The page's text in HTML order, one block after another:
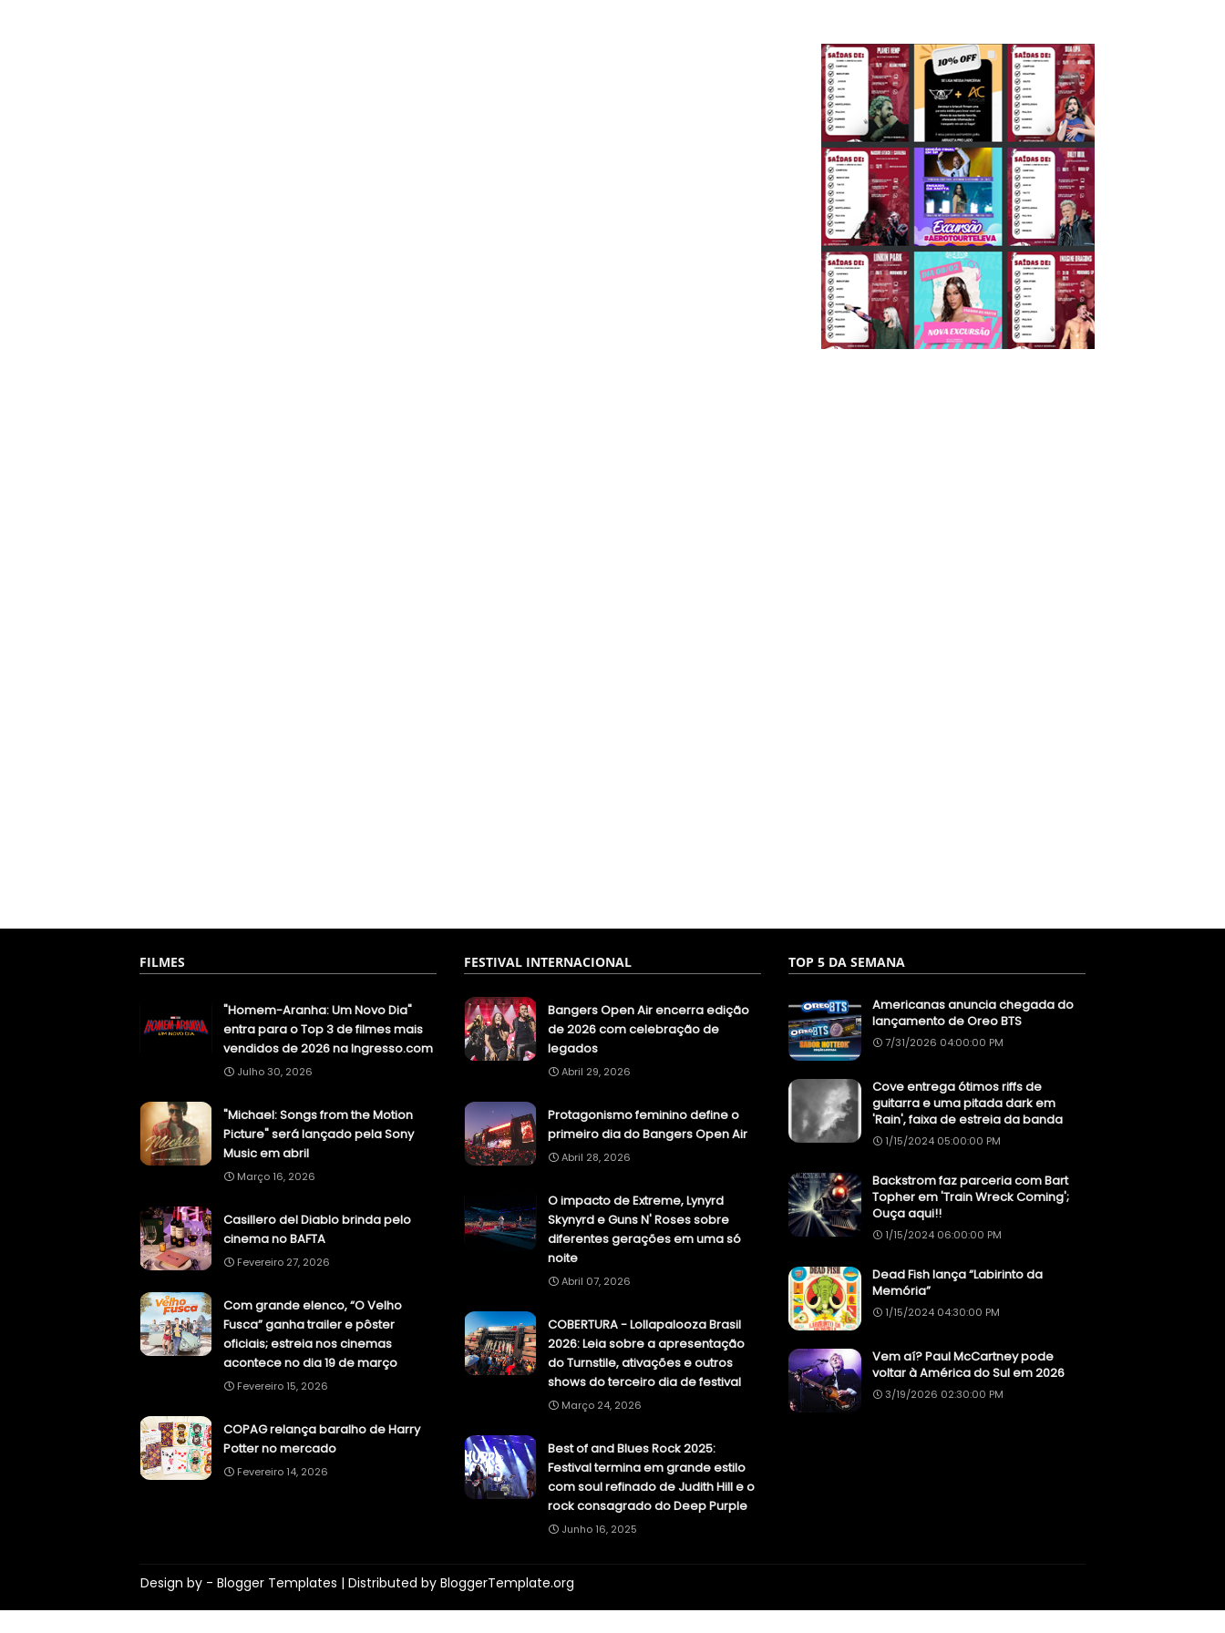
FILMES
"Homem-Aranha: Um Novo Dia"
entra para o Top 3 de filmes mais
vendidos de 2026 na Ingresso.com
Julho 30, 2026
"Michael: Songs from the Motion
Picture" será lançado pela Sony
Music em abril
Março 16, 2026
Casillero del Diablo brinda pelo
cinema no BAFTA
Fevereiro 27, 2026
Com grande elenco, “O Velho
Fusca” ganha trailer e pôster
oficiais; estreia nos cinemas
acontece no dia 19 de março
Fevereiro 15, 2026
COPAG relança baralho de Harry
Potter no mercado
Fevereiro 14, 2026
FESTIVAL INTERNACIONAL
Bangers Open Air encerra edição
de 2026 com celebração de
legados
Abril 29, 2026
Protagonismo feminino define o
primeiro dia do Bangers Open Air
Abril 28, 2026
O impacto de Extreme, Lynyrd
Skynyrd e Guns N' Roses sobre
diferentes gerações em uma só
noite
Abril 07, 2026
COBERTURA - Lollapalooza Brasil
2026: Leia sobre a apresentação
do Turnstile, ativações e outros
shows do terceiro dia de festival
Março 24, 2026
Best of and Blues Rock 2025:
Festival termina em grande estilo
com soul refinado de Judith Hill e o
rock consagrado do Deep Purple
Junho 16, 2025
TOP 5 DA SEMANA
Americanas anuncia chegada do
lançamento de Oreo BTS
7/31/2026 04:00:00 PM
Cove entrega ótimos riffs de
guitarra e uma pitada dark em
'Rain', faixa de estreia da banda
1/15/2024 05:00:00 PM
Backstrom faz parceria com Bart
Topher em 'Train Wreck Coming';
Ouça aqui!!
1/15/2024 06:00:00 PM
Dead Fish lança “Labirinto da
Memória”
1/15/2024 04:30:00 PM
Vem aí? Paul McCartney pode
voltar à América do Sul em 2026
3/19/2026 02:30:00 PM
Design by - Blogger Templates | Distributed by BloggerTemplate.org